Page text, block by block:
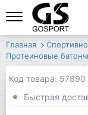
Главная
Протеиновые
Код товара: 57890
Быстрая